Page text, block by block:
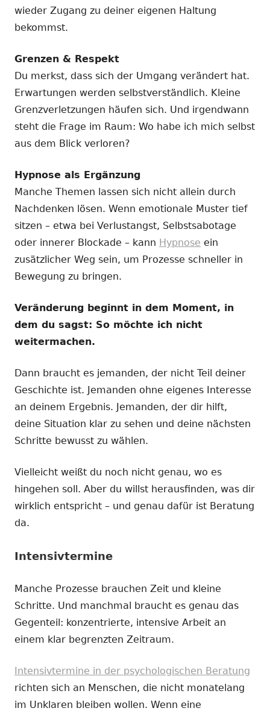
wieder Zugang zu deiner eigenen Haltung
bekommst.
Grenzen & Respekt
Du merkst, dass sich der Umgang verändert hat.
Erwartungen werden selbstverständlich. Kleine
Grenzverletzungen häufen sich. Und irgendwann
steht die Frage im Raum: Wo habe ich mich selbst
aus dem Blick verloren?
Hypnose als Ergänzung
Manche Themen lassen sich nicht allein durch
Nachdenken lösen. Wenn emotionale Muster tief
sitzen – etwa bei Verlustangst, Selbstsabotage
oder innerer Blockade – kann Hypnose ein
zusätzlicher Weg sein, um Prozesse schneller in
Bewegung zu bringen.
Veränderung beginnt in dem Moment, in
dem du sagst: So möchte ich nicht
weitermachen.
Dann braucht es jemanden, der nicht Teil deiner
Geschichte ist. Jemanden ohne eigenes Interesse
an deinem Ergebnis. Jemanden, der dir hilft,
deine Situation klar zu sehen und deine nächsten
Schritte bewusst zu wählen.
Vielleicht weißt du noch nicht genau, wo es
hingehen soll. Aber du willst herausfinden, was dir
wirklich entspricht – und genau dafür ist Beratung
da.
Intensivtermine
Manche Prozesse brauchen Zeit und kleine
Schritte. Und manchmal braucht es genau das
Gegenteil: konzentrierte, intensive Arbeit an
einem klar begrenzten Zeitraum.
Intensivtermine in der psychologischen Beratung
richten sich an Menschen, die nicht monatelang
im Unklaren bleiben wollen. Wenn eine